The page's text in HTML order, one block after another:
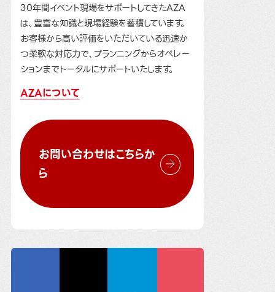
30年間イベント現場をサポートしてきたAZA
は、豊富な知識と現場経験を蓄積しています。
お客様から高い評価をいただいている迅速か
つ柔軟な対応力で、プランニングからオペレー
ションまでトータルにサポートいたします。
AZAについて
お問い合わせはこちらか
ら